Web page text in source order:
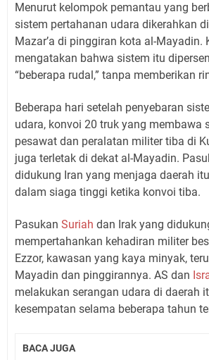
Menurut kelompok pemantau yang
sistem pertahanan udara dikerahkan
Mazar’a di pinggiran kota al-Mayadin.
mengatakan bahwa sistem itu
“beberapa rudal,” tanpa memberikan
Beberapa hari setelah penyebaran
udara, konvoi 20 truk yang membawa
pesawat dan peralatan militer tiba di
juga terletak di dekat al-Mayadin.
didukung Iran yang menjaga daerah
dalam siaga tinggi ketika konvoi tiba.
Pasukan Suriah dan Irak yang
mempertahankan kehadiran militer
Ezzor, kawasan yang kaya minyak,
Mayadin dan pinggirannya. AS dan
melakukan serangan udara di daerah
kesempatan selama beberapa tahun
BACA JUGA